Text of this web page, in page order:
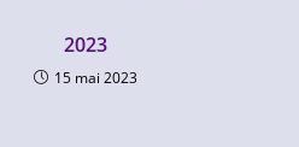
2023
15 mai 2023